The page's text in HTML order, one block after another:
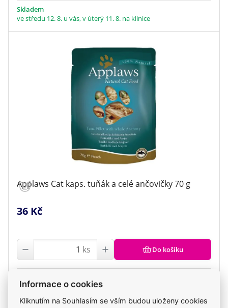
Skladem
ve středu 12. 8. u vás, v úterý 11. 8. na klinice
Applaws Cat kaps. tuňák a celé ančovičky 70 g
36 Kč
ks Do košíku
ve středu 12. 8. u vás, v úterý 11. 8. na klinice
Informace o cookies
Kliknutím na Souhlasím se vším budou uloženy cookies